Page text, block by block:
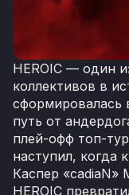
HEROIC — один
коллективов в
сформировалась
путь от
плей-офф топ-
наступил, когда
Каспер
HEROIC